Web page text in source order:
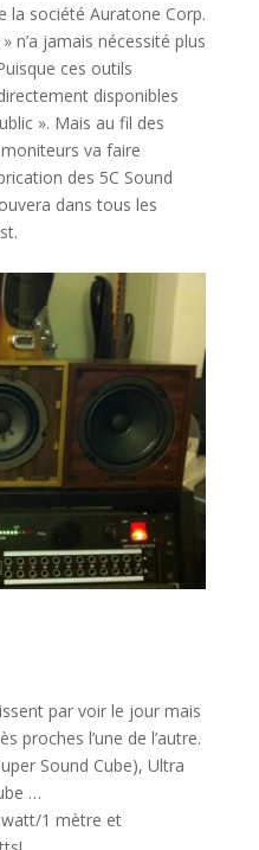
la société Auratone Corp.
n’a jamais nécessité plus
ces outils
disponibles
». Mais au fil des
va faire
des 5C Sound
dans tous les
par voir le jour mais
proches l’une de l’autre.
Sound Cube), Ultra
…
watt/1 mètre et